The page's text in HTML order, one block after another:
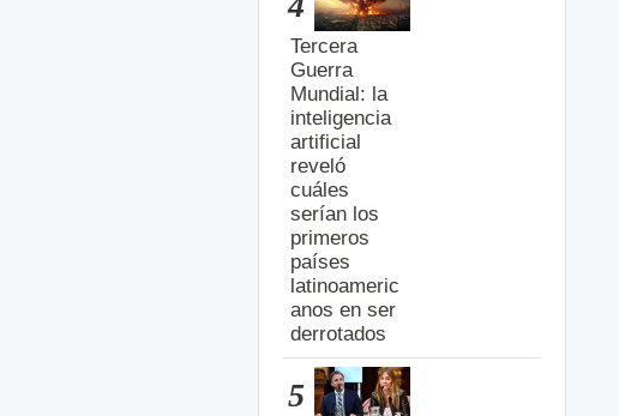
Tercera
Guerra
Mundial: la
inteligencia
artificial
reveló
cuáles
serían los
primeros
países
latinoameric
anos en ser
derrotados
5